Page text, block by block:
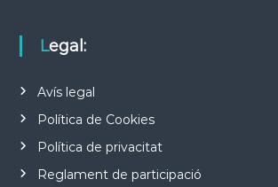
Legal:
Avís legal
Política de Cookies
Política de privacitat
Reglament de participació